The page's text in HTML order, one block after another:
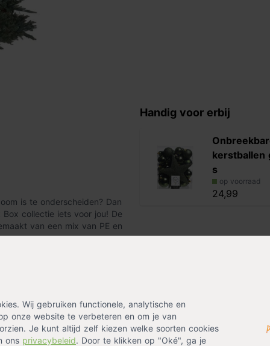
Wij gebruiken functionele, analytische en
onze website te verbeteren en om je van
Je kunt altijd zelf kiezen welke soorten cookies
ons privacybeleid. Door te klikken op "Oké", ga je
is te onderscheiden? Dan
collectie iets voor jou! De
van een mix van PE en
je geen last van
meegaat.
van deze kunstkerstboom
de rest van de Black Box
dat die brandveilig en
volgt:
Handig voor erbij
kerstballen
s
op voorraad
24,99